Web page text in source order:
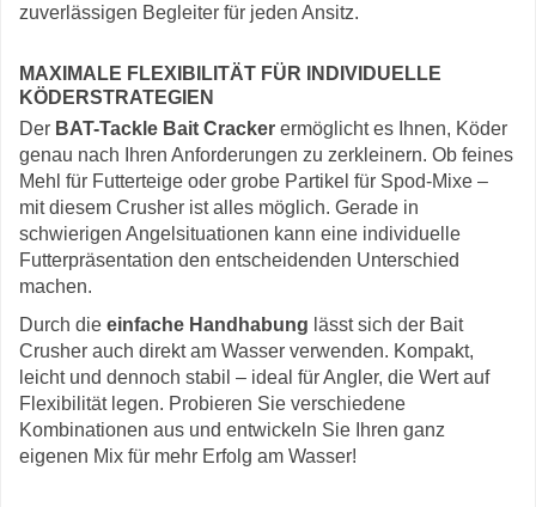
zuverlässigen Begleiter für jeden Ansitz.
MAXIMALE FLEXIBILITÄT FÜR INDIVIDUELLE
KÖDERSTRATEGIEN
Der BAT-Tackle Bait Cracker ermöglicht es Ihnen, Köder
genau nach Ihren Anforderungen zu zerkleinern. Ob feines
Mehl für Futterteige oder grobe Partikel für Spod-Mixe –
mit diesem Crusher ist alles möglich. Gerade in
schwierigen Angelsituationen kann eine individuelle
Futterpräsentation den entscheidenden Unterschied
machen.
Durch die einfache Handhabung lässt sich der Bait
Crusher auch direkt am Wasser verwenden. Kompakt,
leicht und dennoch stabil – ideal für Angler, die Wert auf
Flexibilität legen. Probieren Sie verschiedene
Kombinationen aus und entwickeln Sie Ihren ganz
eigenen Mix für mehr Erfolg am Wasser!